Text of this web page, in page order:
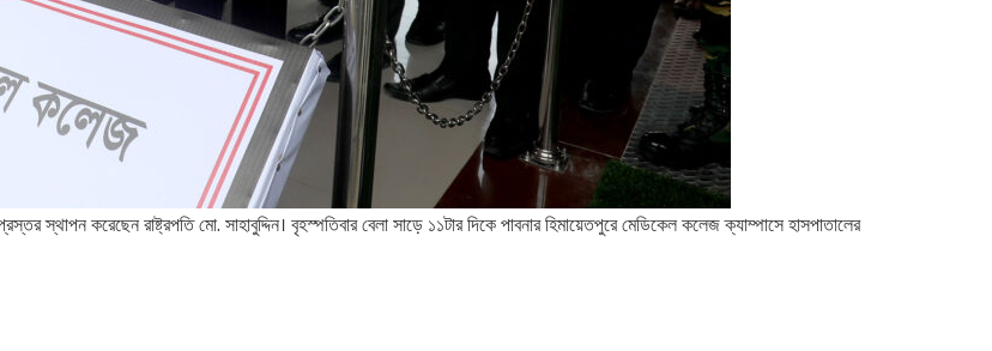
স্থাপন করেছেন রাষ্ট্রপতি মো. সাহাবুদ্দিন। বৃহস্পতিবার বেলা সাড়ে ১১টার দিকে পাবনার হিমায়েতপুরে মেডিকেল কলেজ ক্যাম্পাসে হাসপাতালের